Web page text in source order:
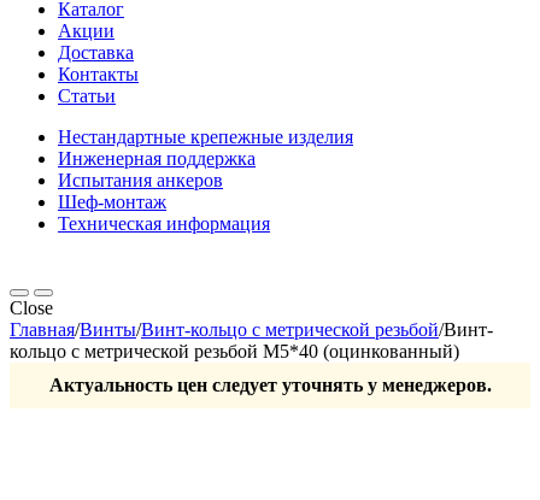
Каталог
Акции
Доставка
Контакты
Статьи
Нестандартные крепежные изделия
Инженерная поддержка
Испытания анкеров
Шеф-монтаж
Техническая информация
Close
Главная/Винты/Винт-кольцо с метрической резьбой/Винт-
кольцо с метрической резьбой М5*40 (оцинкованный)
Актуальность цен следует уточнять у менеджеров.